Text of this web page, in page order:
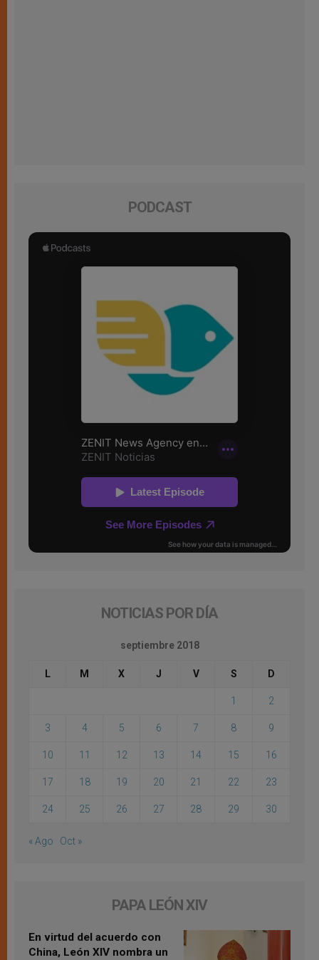
PODCAST
NOTICIAS POR DÍA
septiembre 2018
L M X J V S D
1 2
3 4 5 6 7 8 9
10 11 12 13 14 15 16
17 18 19 20 21 22 23
24 25 26 27 28 29 30
« Ago Oct »
PAPA LEÓN XIV
En virtud del acuerdo con
China, León XIV nombra un